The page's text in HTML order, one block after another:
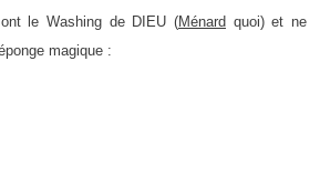
le Washing de DIEU (Ménard quoi) et ne
magique :